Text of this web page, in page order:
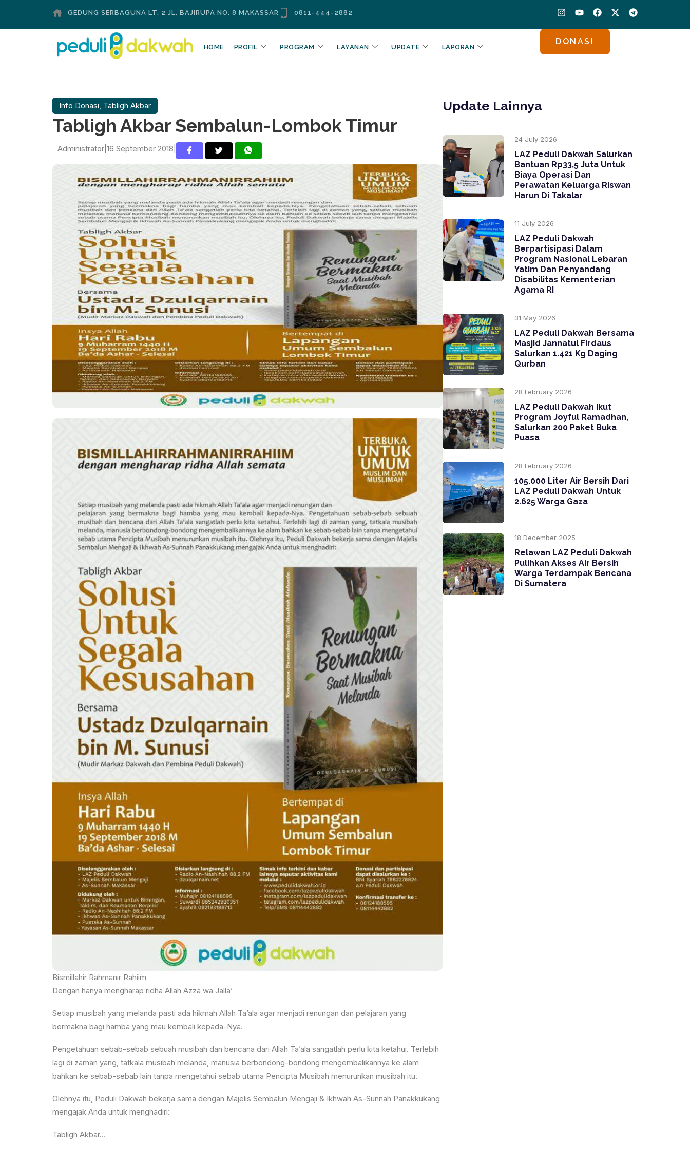
GEDUNG SERBAGUNA LT. 2 JL. BAJIRUPA NO. 8 MAKASSAR 0811-444-2882
I
s
t
a
g
Y
u
t
u
b
F
a
c
o
X
t
T
e
l
HOME PROFIL PROGRAM LAYANAN UPDATE LAPORAN
DONASI
Info Donasi, Tabligh Akbar
Tabligh Akbar Sembalun-Lombok Timur
Administrator 16 September 2018
Bismillahir Rahmanir Rahiim
Dengan hanya mengharap ridha Allah Azza wa Jalla’
Setiap musibah yang melanda pasti ada hikmah Allah Ta’ala agar menjadi renungan dan pelajaran yang
bermakna bagi hamba yang mau kembali kepada-Nya.
Pengetahuan sebab-sebab sebuah musibah dan bencana dari Allah Ta’ala sangatlah perlu kita ketahui. Terlebih
lagi di zaman yang, tatkala musibah melanda, manusia berbondong-bondong mengembalikannya ke alam
bahkan ke sebab-sebab lain tanpa mengetahui sebab utama Pencipta Musibah menurunkan musibah itu.
Olehnya itu, Peduli Dakwah bekerja sama dengan Majelis Sembalun Mengaji & Ikhwah As-Sunnah Panakkukang
mengajak Anda untuk menghadiri:
Tabligh Akbar…
Update Lainnya
24 July 2026
LAZ Peduli Dakwah Salurkan
Bantuan Rp33,5 Juta Untuk
Biaya Operasi Dan
Perawatan Keluarga Riswan
Harun Di Takalar
11 July 2026
LAZ Peduli Dakwah
Berpartisipasi Dalam
Program Nasional Lebaran
Yatim Dan Penyandang
Disabilitas Kementerian
Agama RI
31 May 2026
LAZ Peduli Dakwah Bersama
Masjid Jannatul Firdaus
Salurkan 1.421 Kg Daging
Qurban
28 February 2026
LAZ Peduli Dakwah Ikut
Program Joyful Ramadhan,
Salurkan 200 Paket Buka
Puasa
28 February 2026
105.000 Liter Air Bersih Dari
LAZ Peduli Dakwah Untuk
2.625 Warga Gaza
18 December 2025
Relawan LAZ Peduli Dakwah
Pulihkan Akses Air Bersih
Warga Terdampak Bencana
Di Sumatera